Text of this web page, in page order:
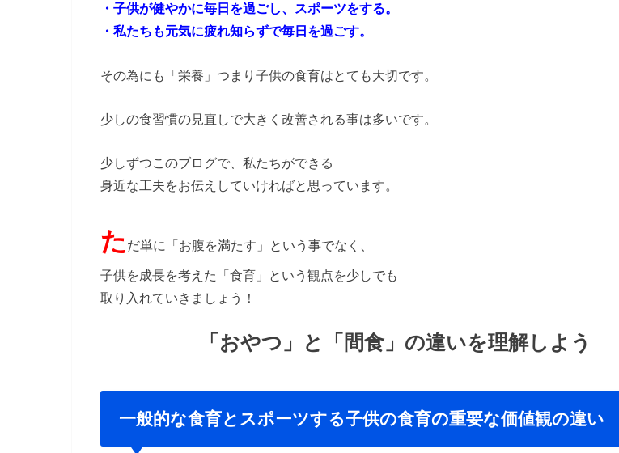
・子供が健やかに毎日を過ごし、スポーツをする。
・私たちも元気に疲れ知らずで毎日を過ごす。
その為にも「栄養」つまり子供の食育はとても大切です。
少しの食習慣の見直しで大きく改善される事は多いです。
少しずつこのブログで、私たちができる
身近な工夫をお伝えしていければと思っています。
た だ単に「お腹を満たす」という事でなく、
子供を成長を考えた「食育」という観点を少しでも
取り入れていきましょう！
「おやつ」と「間食」の違いを理解しよう
一般的な食育とスポーツする子供の食育の重要な価値観の違い